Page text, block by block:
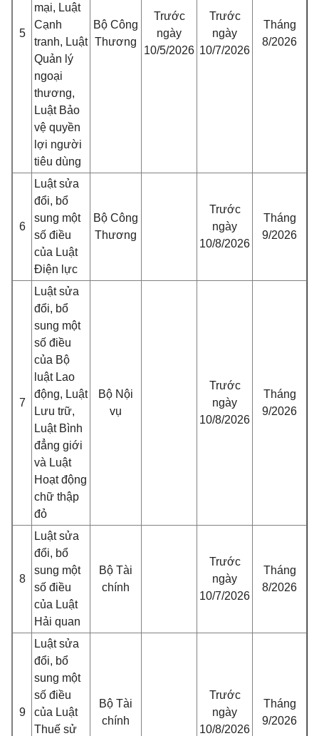
5
mại, Luật
Cạnh
tranh, Luật
Quản lý
ngoại
thương,
Luật Bảo
vệ quyền
lợi người
tiêu dùng
Bộ Công
Thương
Trước
ngày
10/5/2026
Trước
ngày
10/7/2026
Tháng
8/2026
6
Luật sửa
đổi, bổ
sung một
số điều
của Luật
Điện lực
Bộ Công
Thương
Trước
ngày
10/8/2026
Tháng
9/2026
7
Luật sửa
đổi, bổ
sung một
số điều
của Bộ
luật Lao
động, Luật
Lưu trữ,
Luật Bình
đẳng giới
và Luật
Hoạt động
chữ thập
đỏ
Bộ Nội
vụ
Trước
ngày
10/8/2026
Tháng
9/2026
8
Luật sửa
đổi, bổ
sung một
số điều
của Luật
Hải quan
Bộ Tài
chính
Trước
ngày
10/7/2026
Tháng
8/2026
9
Luật sửa
đổi, bổ
sung một
số điều
của Luật
Thuế sử
Bộ Tài
chính
Trước
ngày
10/8/2026
Tháng
9/2026